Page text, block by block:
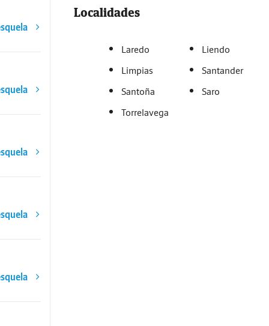
Localidades
Laredo
Liendo
Limpias
Santander
Santoña
Saro
Torrelavega